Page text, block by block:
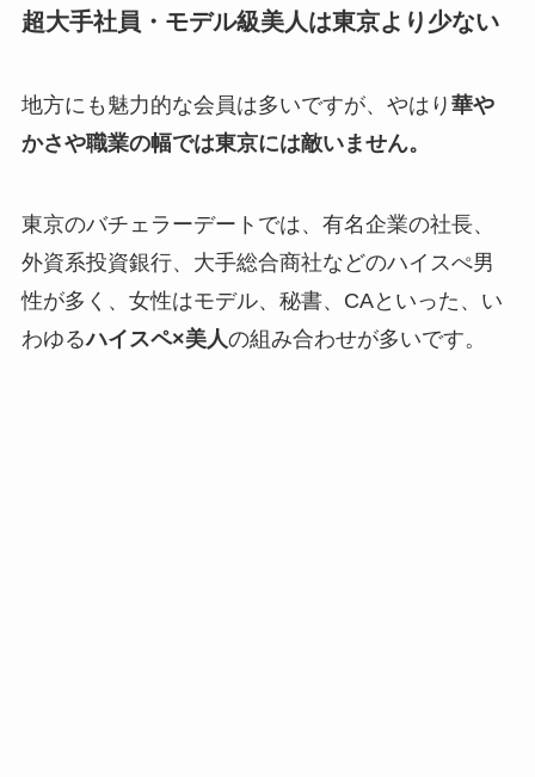
超大手社員・モデル級美人は東京より少ない
地方にも魅力的な会員は多いですが、やはり 華や
かさや職業の幅では東京には敵いません。
東京のバチェラーデートでは、有名企業の社長、
外資系投資銀行、大手総合商社などのハイスぺ男
性が多く、女性はモデル、秘書、CAといった、い
わゆるハイスペ×美人の組み合わせが多いです。